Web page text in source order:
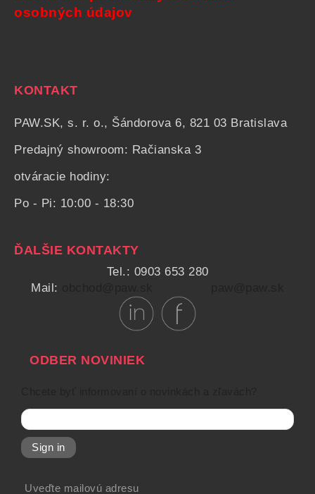
osobných údajov
KONTAKT
PAW.SK, s. r. o., Šándorova 6, 821 03 Bratislava
Predajný showroom: Račianska 3
otváracie hodiny:
Po - Pi: 10:00 - 18:30
ĎALŠIE KONTAKTY
Tel.: 0903 653 280
Mail:
ODBER NOVINIEK
Sign in
Uveďte mailovú adresu